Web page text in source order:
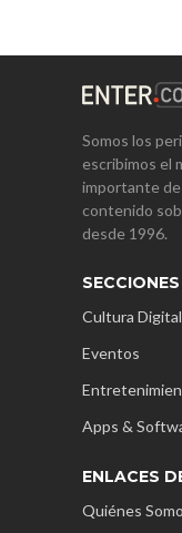
Somos los
escribimos el
importante de
contenido
desde 1996.
Cultura Digital
Eventos
Apps &
ENLACES
Quiénes